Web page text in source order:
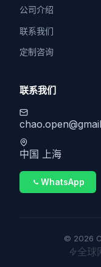
公司介绍
联系我们
定制咨询
联系我们
中国 上海
WhatsApp
© 2026
全球